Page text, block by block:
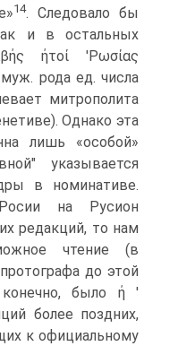
14. Следовало бы
и в остальных
ήτοί 'Ρωσίας
рода ед. числа
митрополита
Однако эта
лишь «особой»
указывается
в номинативе.
на Русион
редакций, то нам
чтение (в
до этой
было ή '
более поздних,
к официальному